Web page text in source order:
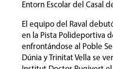
Entorn Escolar del Casal
El equipo del Raval
en la Pista Polideportiva
enfrontándose al Poble
Dúnia y Trinitat Vella se